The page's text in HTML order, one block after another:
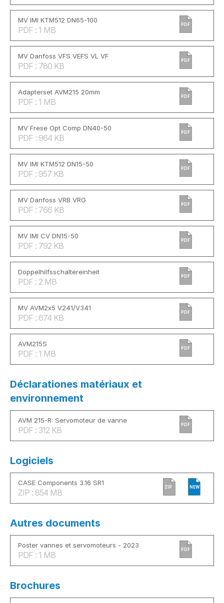
MV IMI KTM512 DN65-100
PDF : 1 MB
PDF
MV Danfoss VFS VEFS VL VF
PDF : 780 KB
PDF
Adapterset AVM215 20mm
PDF : 1 MB
PDF
MV Frese Opt Comp DN40-50
PDF : 964 KB
PDF
MV IMI KTM512 DN15-50
PDF : 957 KB
PDF
MV Danfoss VRB VRG
PDF : 766 KB
PDF
MV IMI CV DN15-50
PDF : 792 KB
PDF
Doppelhilfsschaltereinheit
PDF : 2 MB
PDF
MV AVM2x5 V241/V341
PDF : 674 KB
PDF
AVM215S
PDF : 1 MB
PDF
Déclarationes matériaux et
environnement
AVM 215-R: Servomoteur de vanne
PDF : 312 KB
PDF
Logiciels
CASE Components 3.16 SR1
ZIP : 854 MB
ZIP NEW
Autres documents
Poster vannes et servomoteurs - 2023
PDF : 1 MB
PDF
Brochures